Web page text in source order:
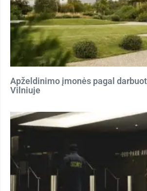
Apželdinimo įmonės pagal
Vilniuje